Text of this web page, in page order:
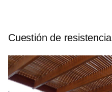
Cuestión de resistencia